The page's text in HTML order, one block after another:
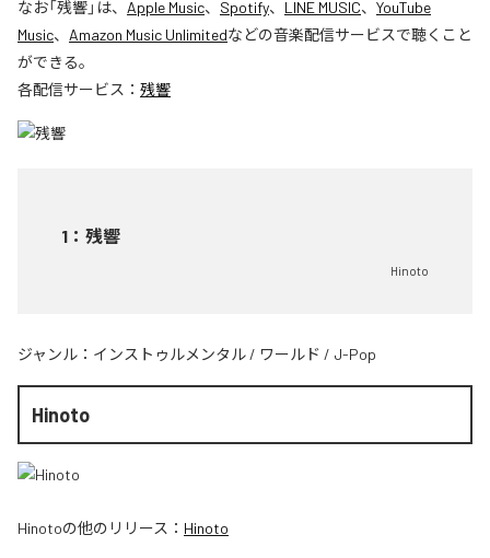
なお「残響」は、 Apple Music、 Spotify、 LINE MUSIC、 YouTube
Music、 Amazon Music Unlimitedなどの音楽配信サービスで聴くこと
ができる。
各配信サービス： 残響
1 ： 残響
Hinoto
ジャンル： インストゥルメンタル / ワールド / J-Pop
Hinoto
Hinotoの他のリリース： Hinoto